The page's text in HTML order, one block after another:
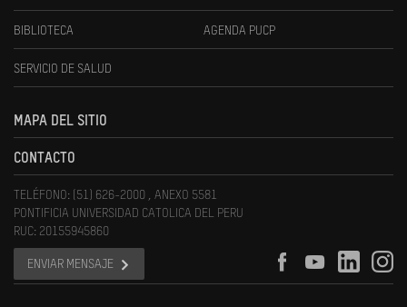
BIBLIOTECA AGENDA PUCP
SERVICIO DE SALUD
MAPA DEL SITIO
CONTACTO
TELÉFONO: (51) 626-2000 , ANEXO 5581
PONTIFICIA UNIVERSIDAD CATOLICA DEL PERU
RUC: 20155945860
ENVIAR MENSAJE